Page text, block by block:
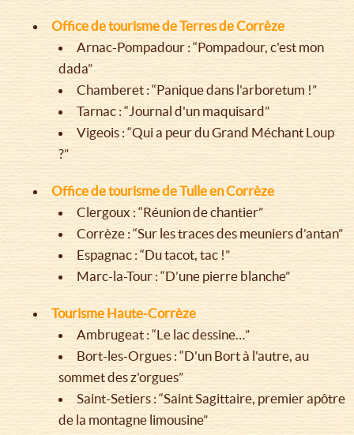
Office de tourisme de Terres de Corrèze
Arnac-Pompadour : “Pompadour, c'est mon
dada”
Chamberet : “Panique dans l'arboretum !”
Tarnac : “Journal d'un maquisard”
Vigeois : “Qui a peur du Grand Méchant Loup
?”
Office de tourisme de Tulle en Corrèze
Clergoux : “Réunion de chantier”
Corrèze : “Sur les traces des meuniers d’antan”
Espagnac : “Du tacot, tac !”
Marc-la-Tour : “D’une pierre blanche”
Tourisme Haute-Corrèze
Ambrugeat : “Le lac dessine…”
Bort-les-Orgues : “D'un Bort à l'autre, au
sommet des z'orgues”
Saint-Setiers : “Saint Sagittaire, premier apôtre
de la montagne limousine”